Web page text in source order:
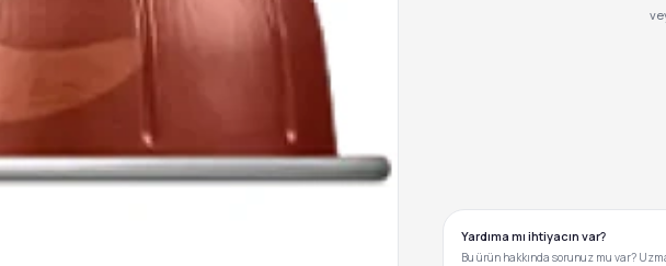
Yardıma mı ihtiyacın var?
Bu ürün hakkında sorunuz mu var?